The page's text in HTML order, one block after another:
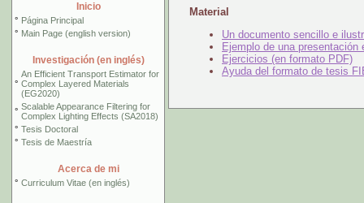
Inicio
° Página Principal
° Main Page (english version)
Investigación (en inglés)
°
An Efficient Transport Estimator for
Complex Layered Materials
(EG2020)
° Scalable Appearance Filtering for
Complex Lighting Effects (SA2018)
° Tesis Doctoral
° Tesis de Maestría
Acerca de mi
° Curriculum Vitae (en inglés)
Material
Un documento sencillo e
Ejemplo de una presentación
Ejercicios (en formato PDF)
Ayuda del formato de tesis